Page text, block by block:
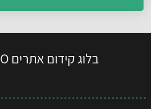
בלוג קידום אתרים SEO